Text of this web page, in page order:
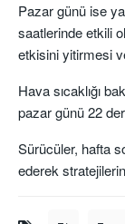
Pazar günü ise
saatlerinde etkili
etkisini yitirmesi
Hava sıcaklığı
pazar günü 22
Sürücüler, hafta
ederek